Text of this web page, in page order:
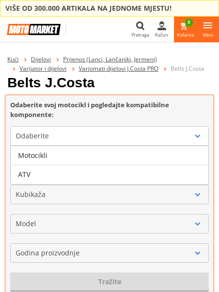
VIŠE OD 300.000 ARTIKALA NA JEDNOME MJESTU!
Pretraga Račun
0
Košarica Meni
Kući Dijelovi
Prijenos (Lanci, Lančaniki, Jermeni)
Varijator i dijelovi
Variomati dijelovi J.Costa PRO Belts J.Costa
Belts J.Costa
Odaberite svoj motocikl i pogledajte kompatibilne
komponente:
Odaberite
Marka
Kubikaža
Model
Godina proizvodnje
Tražite
Motocikli
ATV